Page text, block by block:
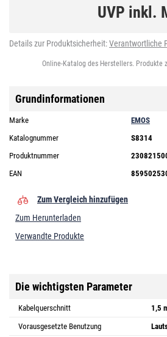
UVP inkl.
Details zur Produktsicherheit:Verantwortliche
Online-Katalog des Herstellers. Produkte
Grundinformationen
Marke
EMOS
Katalognummer
S8314
Produktnummer
EAN
Zum Vergleich hinzufügen
Zum Herunterladen
Verwandte Produkte
Die wichtigsten Parameter
Kabelquerschnitt
1,5
Vorausgesetzte Benutzung